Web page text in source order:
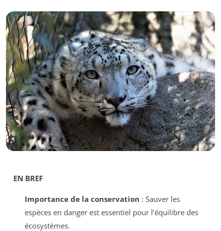
EN BREF
Importance de la conservation : Sauver les
espèces en danger est essentiel pour l’équilibre des
écosystèmes.